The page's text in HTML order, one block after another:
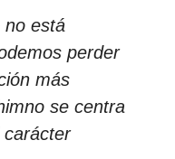
no está
perder
más
se centra
carácter